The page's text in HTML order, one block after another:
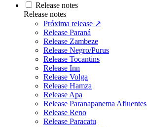
Release notes
Release notes
Próxima release ↗
Release Paraná
Release Zambeze
Release Negro/Purus
Release Tocantins
Release Inn
Release Volga
Release Hamza
Release Apa
Release Paranapanema Afluentes
Release Reno
Release Paracatu